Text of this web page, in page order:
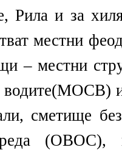
Рила и за
местни
– местни
водите(МОСВ)
сметище
(ОВОС),